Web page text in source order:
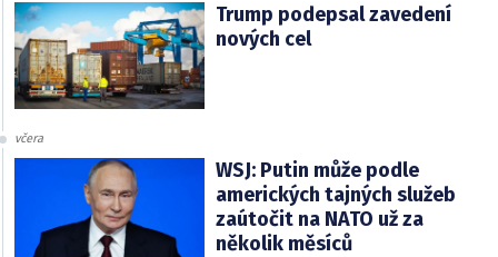
Trump podepsal zavedení
nových cel
včera
WSJ: Putin může podle
amerických tajných služeb
zaútočit na NATO už za
několik měsíců